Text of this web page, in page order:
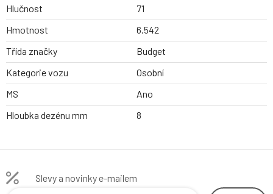
Hlučnost
71
Hmotnost
6.542
Třída značky
Budget
Kategorie vozu
Osobní
MS
Ano
Hloubka dezénu mm
8
Slevy a novinky e-mailem